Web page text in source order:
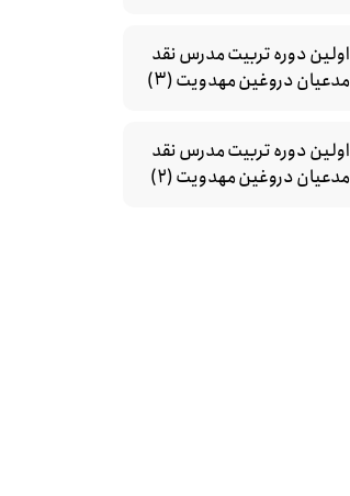
اولین دوره تربیت مدرس نقد
مدعیان دروغین مهدویت (۳)
اولین دوره تربیت مدرس نقد
مدعیان دروغین مهدویت (۲)